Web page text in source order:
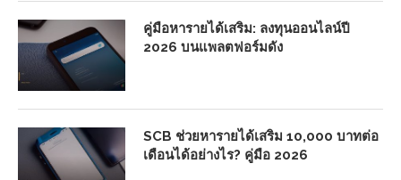
คู่มือหารายได้เสริม: ลงทุนออนไลน์ปี
2026 บนแพลตฟอร์มดัง
SCB ช่วยหารายได้เสริม 10,000 บาทต่อ
เดือนได้อย่างไร? คู่มือ 2026